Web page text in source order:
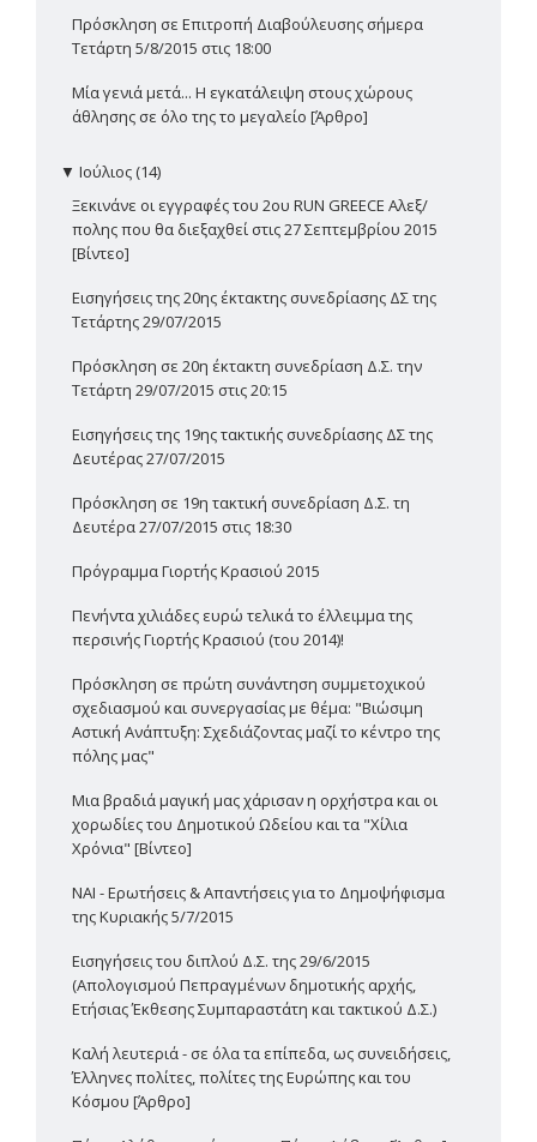
Πρόσκληση σε Επιτροπή Διαβούλευσης σήμερα
Τετάρτη 5/8/2015 στις 18:00
Μία γενιά μετά... Η εγκατάλειψη στους χώρους
άθλησης σε όλο της το μεγαλείο [Άρθρο]
▼ Ιούλιος (14)
Ξεκινάνε οι εγγραφές του 2ου RUN GREECE Αλεξ/
πολης που θα διεξαχθεί στις 27 Σεπτεμβρίου 2015
[Βίντεο]
Εισηγήσεις της 20ης έκτακτης συνεδρίασης ΔΣ της
Τετάρτης 29/07/2015
Πρόσκληση σε 20η έκτακτη συνεδρίαση Δ.Σ. την
Τετάρτη 29/07/2015 στις 20:15
Εισηγήσεις της 19ης τακτικής συνεδρίασης ΔΣ της
Δευτέρας 27/07/2015
Πρόσκληση σε 19η τακτική συνεδρίαση Δ.Σ. τη
Δευτέρα 27/07/2015 στις 18:30
Πρόγραμμα Γιορτής Κρασιού 2015
Πενήντα χιλιάδες ευρώ τελικά το έλλειμμα της
περσινής Γιορτής Κρασιού (του 2014)!
Πρόσκληση σε πρώτη συνάντηση συμμετοχικού
σχεδιασμού και συνεργασίας με θέμα: "Βιώσιμη
Αστική Ανάπτυξη: Σχεδιάζοντας μαζί το κέντρο της
πόλης μας"
Μια βραδιά μαγική μας χάρισαν η ορχήστρα και οι
χορωδίες του Δημοτικού Ωδείου και τα "Χίλια
Χρόνια" [Βίντεο]
ΝΑΙ - Ερωτήσεις & Απαντήσεις για το Δημοψήφισμα
της Κυριακής 5/7/2015
Εισηγήσεις του διπλού Δ.Σ. της 29/6/2015
(Απολογισμού Πεπραγμένων δημοτικής αρχής,
Ετήσιας Έκθεσης Συμπαραστάτη και τακτικού Δ.Σ.)
Καλή λευτεριά - σε όλα τα επίπεδα, ως συνειδήσεις,
Έλληνες πολίτες, πολίτες της Ευρώπης και του
Κόσμου [Άρθρο]